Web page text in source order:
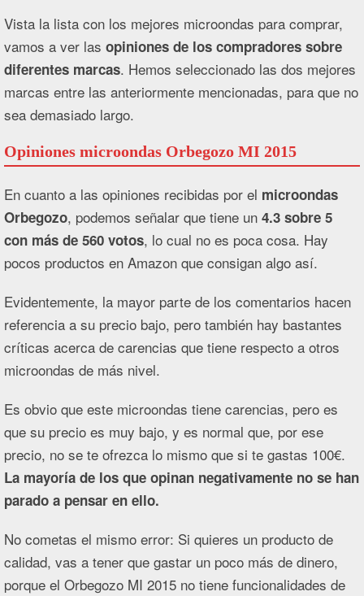
Vista la lista con los mejores microondas para comprar,
vamos a ver lasopiniones de los compradores sobre
diferentes marcas. Hemos seleccionado las dos mejores
marcas entre las anteriormente mencionadas, para que no
sea demasiado largo.
Opiniones microondas Orbegozo MI 2015
En cuanto a las opiniones recibidas por el microondas
Orbegozo, podemos señalar que tiene un4.3 sobre 5
con más de 560 votos, lo cual no es poca cosa. Hay
pocos productos en Amazon que consigan algo así.
Evidentemente, la mayor parte de los comentarios hacen
referencia a su precio bajo, pero también hay bastantes
críticas acerca de carencias que tiene respecto a otros
microondas de más nivel.
Es obvio que este microondas tiene carencias, pero es
que su precio es muy bajo, y es normal que, por ese
precio, no se te ofrezca lo mismo que si te gastas 100€.
La mayoría de los que opinan negativamente no se han
parado a pensar en ello.
No cometas el mismo error: Si quieres un producto de
calidad, vas a tener que gastar un poco más de dinero,
porque el Orbegozo MI 2015 no tiene funcionalidades de